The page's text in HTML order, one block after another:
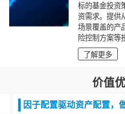
标的基金投资
资需求。提供
场景覆盖的产
险控制方案等
了解更多
价值
因子配置驱动资产配置，